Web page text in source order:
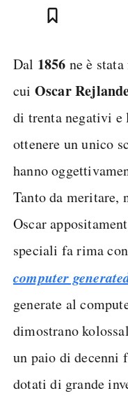
Dal 1856 ne è
cui Oscar
di trenta negativi
ottenere un unico
hanno
Tanto da meritare,
Oscar
speciali fa rima
computer
generate al
dimostrano
un paio di decenni
dotati di grande